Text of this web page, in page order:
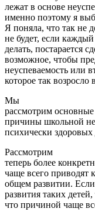
лежат в основе
именно поэтому я
Я поняла, что так не
не будет, если каждый
делать, постарается
возможное, чтобы
неуспеваемость или
которое так возросло
Мы
рассмотрим
причины школьной
психически здоровых
Рассмотрим
теперь более
чаще всего приводят
общем развитии.
развития таких
что причиной чаще